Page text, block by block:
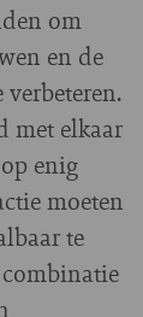
om
en de
met elkaar
enig
moeten
te